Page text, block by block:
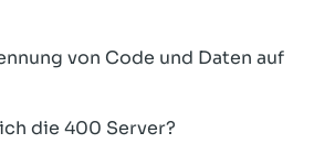
von Code und Daten auf
die 400 Server?